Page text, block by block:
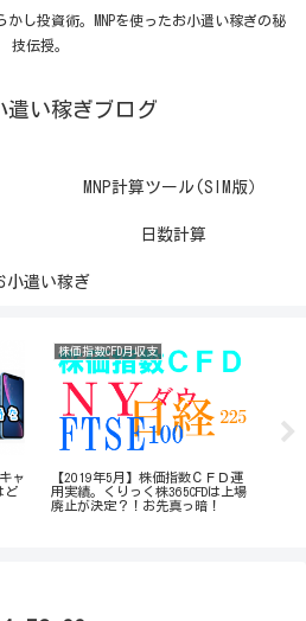
し投資術。MNPを使ったお小遣い稼ぎの秘
技伝授。
遣い稼ぎブログ
MNP計算ツール(SIM版）
日数計算
小遣い稼ぎ
ャ
ど
株価指数CFD月収支
【2019年5月】株価指数ＣＦＤ運
用実績。くりっく株365CFDは上場
廃止が決定？！お先真っ暗！